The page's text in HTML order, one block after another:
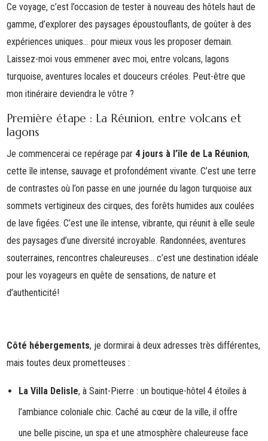
Ce voyage, c’est l’occasion de tester à nouveau des hôtels haut de
gamme, d’explorer des paysages époustouflants, de goûter à des
expériences uniques… pour mieux vous les proposer demain.
Laissez-moi vous emmener avec moi, entre volcans, lagons
turquoise, aventures locales et douceurs créoles. Peut-être que
mon itinéraire deviendra le vôtre ?
Première étape : La Réunion, entre volcans et
lagons
Je commencerai ce repérage par 4 jours à l’île de La Réunion,
cette île intense, sauvage et profondément vivante. C’est une terre
de contrastes où l’on passe en une journée du lagon turquoise aux
sommets vertigineux des cirques, des forêts humides aux coulées
de lave figées. C’est une île intense, vibrante, qui réunit à elle seule
des paysages d’une diversité incroyable. Randonnées, aventures
souterraines, rencontres chaleureuses… c’est une destination idéale
pour les voyageurs en quête de sensations, de nature et
d’authenticité!
Côté hébergements, je dormirai à deux adresses très différentes,
mais toutes deux prometteuses :
La Villa Delisle, à Saint-Pierre : un boutique-hôtel 4 étoiles à
l’ambiance coloniale chic. Caché au cœur de la ville, il offre
une belle piscine, un spa et une atmosphère chaleureuse face